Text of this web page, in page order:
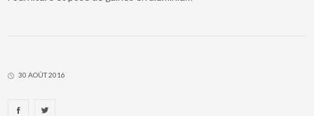
30 AOÛT 2016